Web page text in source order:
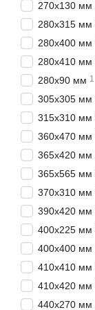
270х130 мм
280х315 мм
280х400 мм
280х410 мм
280х90 мм 1
305х305 мм
315х310 мм
360х470 мм
365х420 мм
365х565 мм
370х310 мм
390х420 мм
400х225 мм
400х400 мм
410х410 мм
410х420 мм
440х270 мм